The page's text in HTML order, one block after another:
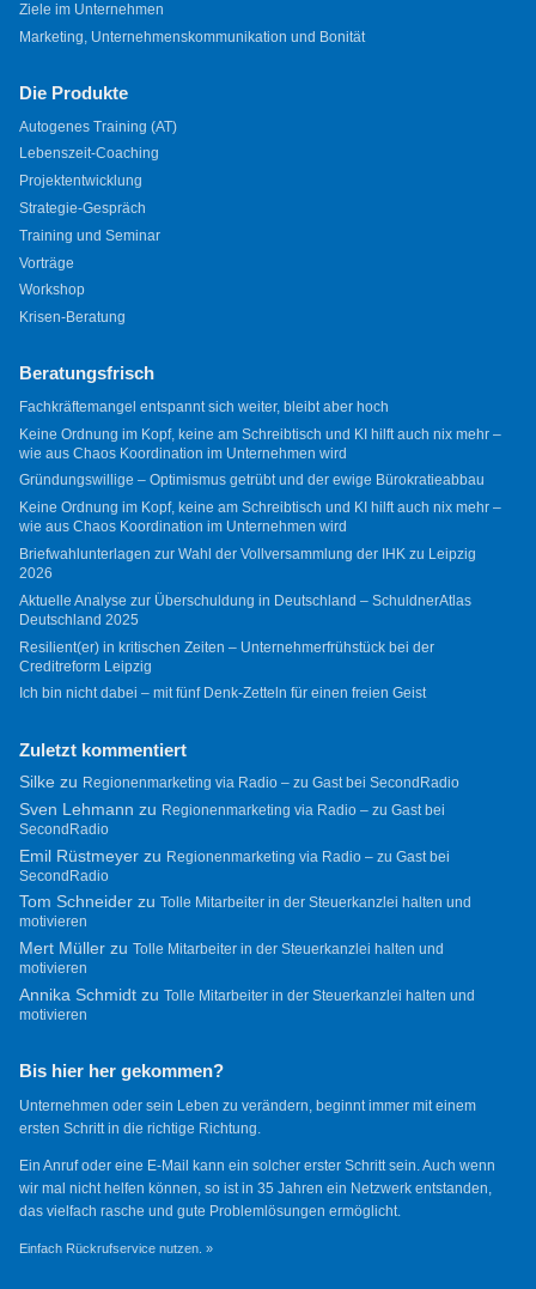
Ziele im Unternehmen
Marketing, Unternehmenskommunikation und Bonität
Die Produkte
Autogenes Training (AT)
Lebenszeit-Coaching
Projektentwicklung
Strategie-Gespräch
Training und Seminar
Vorträge
Workshop
Krisen-Beratung
Beratungsfrisch
Fachkräftemangel entspannt sich weiter, bleibt aber hoch
Keine Ordnung im Kopf, keine am Schreibtisch und KI hilft auch nix mehr –
wie aus Chaos Koordination im Unternehmen wird
Gründungswillige – Optimismus getrübt und der ewige Bürokratieabbau
Keine Ordnung im Kopf, keine am Schreibtisch und KI hilft auch nix mehr –
wie aus Chaos Koordination im Unternehmen wird
Briefwahlunterlagen zur Wahl der Vollversammlung der IHK zu Leipzig
2026
Aktuelle Analyse zur Überschuldung in Deutschland – SchuldnerAtlas
Deutschland 2025
Resilient(er) in kritischen Zeiten – Unternehmerfrühstück bei der
Creditreform Leipzig
Ich bin nicht dabei – mit fünf Denk-Zetteln für einen freien Geist
Zuletzt kommentiert
Silkezu Regionenmarketing via Radio – zu Gast bei SecondRadio
Sven Lehmann zu Regionenmarketing via Radio – zu Gast bei
SecondRadio
Emil Rüstmeyerzu Regionenmarketing via Radio – zu Gast bei
SecondRadio
Tom Schneiderzu Tolle Mitarbeiter in der Steuerkanzlei halten und
motivieren
Mert Müllerzu Tolle Mitarbeiter in der Steuerkanzlei halten und
motivieren
Annika Schmidtzu Tolle Mitarbeiter in der Steuerkanzlei halten und
motivieren
Bis hier her gekommen?
Unternehmen oder sein Leben zu verändern, beginnt immer mit einem
ersten Schritt in die richtige Richtung.
Ein Anruf oder eine E-Mail kann ein solcher erster Schritt sein. Auch wenn
wir mal nicht helfen können, so ist in 35 Jahren ein Netzwerk entstanden,
das vielfach rasche und gute Problemlösungen ermöglicht.
Einfach Rückrufservice nutzen. »